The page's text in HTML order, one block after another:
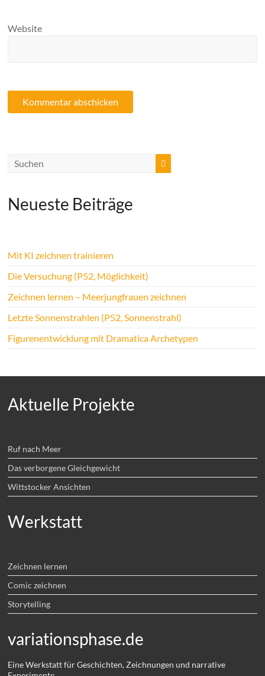
Website
Neueste Beiträge
Mit KI zeichnen trainieren
Die Versuchung (P52, Möglichkeit)
Zeichnen lernen – Meerjungfrauen zeichnen
Letzte Sonnenstrahlen (P52, Sonnenstrahl)
Figurenentwicklung mit Dramatica Archetypen
Aktuelle Projekte
Ruf nach Meer
Das verborgene Gleichgewicht
Wittstocker Ansichten
Werkstatt
Zeichnen lernen
Comic zeichnen
Storytelling
variationsphase.de
Eine Werkstatt für Geschichten, Zeichnungen und narrative